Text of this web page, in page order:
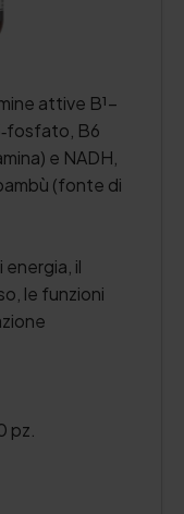
attive B¹–
B6
e NADH,
(fonte di
energia, il
le funzioni
pz.